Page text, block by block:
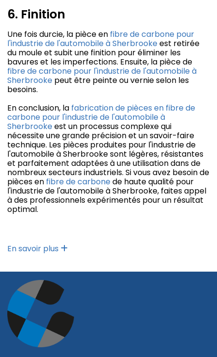
6. Finition
Une fois durcie, la pièce en fibre de carbone pour
l'industrie de l'automobile à Sherbrookeest retirée
du moule et subit une finition pour éliminer les
bavures et les imperfections. Ensuite, la pièce de
fibre de carbone pour l'industrie de l'automobile à
Sherbrooke peut être peinte ou vernie selon les
besoins.
En conclusion, la fabrication de pièces en fibre de
carbone pour l'industrie de l'automobile à
Sherbrookeest un processus complexe qui
nécessite une grande précision et un savoir-faire
technique. Les pièces produites pour l'industrie de
l'automobile à Sherbrooke sont légères, résistantes
et parfaitement adaptées à une utilisation dans de
nombreux secteurs industriels. Si vous avez besoin de
pièces en fibre de carbonede haute qualité pour
l'industrie de l'automobile à Sherbrooke, faites appel
à des professionnels expérimentés pour un résultat
optimal.
En savoir plus